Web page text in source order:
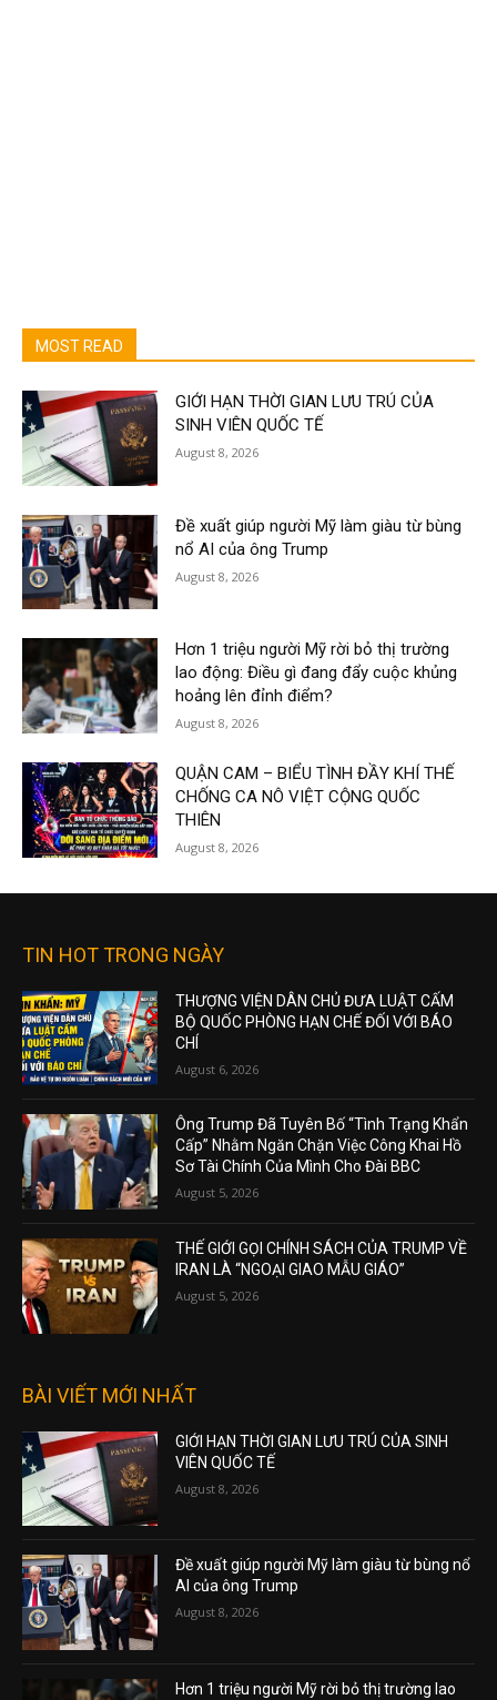
MOST READ
GIỚI HẠN THỜI GIAN LƯU TRÚ CỦA
SINH VIÊN QUỐC TẾ
August 8, 2026
Đề xuất giúp người Mỹ làm giàu từ bùng
nổ AI của ông Trump
August 8, 2026
Hơn 1 triệu người Mỹ rời bỏ thị trường
lao động: Điều gì đang đẩy cuộc khủng
hoảng lên đỉnh điểm?
August 8, 2026
QUẬN CAM – BIỂU TÌNH ĐẦY KHÍ THẾ
CHỐNG CA NÔ VIỆT CỘNG QUỐC
THIÊN
August 8, 2026
TIN HOT TRONG NGÀY
THƯỢNG VIỆN DÂN CHỦ ĐƯA LUẬT CẤM
BỘ QUỐC PHÒNG HẠN CHẾ ĐỐI VỚI BÁO
CHÍ
August 6, 2026
Ông Trump Đã Tuyên Bố “Tình Trạng Khẩn
Cấp” Nhằm Ngăn Chặn Việc Công Khai Hồ
Sơ Tài Chính Của Mình Cho Đài BBC
August 5, 2026
THẾ GIỚI GỌI CHÍNH SÁCH CỦA TRUMP VỀ
IRAN LÀ “NGOẠI GIAO MẪU GIÁO”
August 5, 2026
BÀI VIẾT MỚI NHẤT
GIỚI HẠN THỜI GIAN LƯU TRÚ CỦA SINH
VIÊN QUỐC TẾ
August 8, 2026
Đề xuất giúp người Mỹ làm giàu từ bùng nổ
AI của ông Trump
August 8, 2026
Hơn 1 triệu người Mỹ rời bỏ thị trường lao